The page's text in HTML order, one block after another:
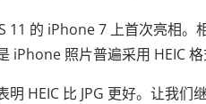
11 的 iPhone 7 上首次亮相。
iPhone 照片普遍采用 HEIC 格
HEIC 比 JPG 更好。让我们继